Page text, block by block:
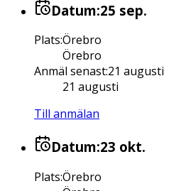
Datum:25 sep.
Plats:Örebro
Örebro
Anmäl senast:21 augusti
21 augusti
Till anmälan
Datum:23 okt.
Plats:Örebro